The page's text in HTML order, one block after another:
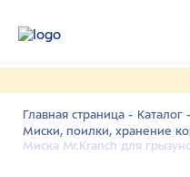
Главная страница - Каталог -
Миски, поилки, хранение
Миска Mr.Kranch для